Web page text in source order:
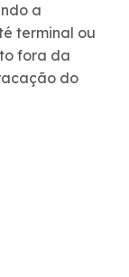
a
terminal ou
fora da
do